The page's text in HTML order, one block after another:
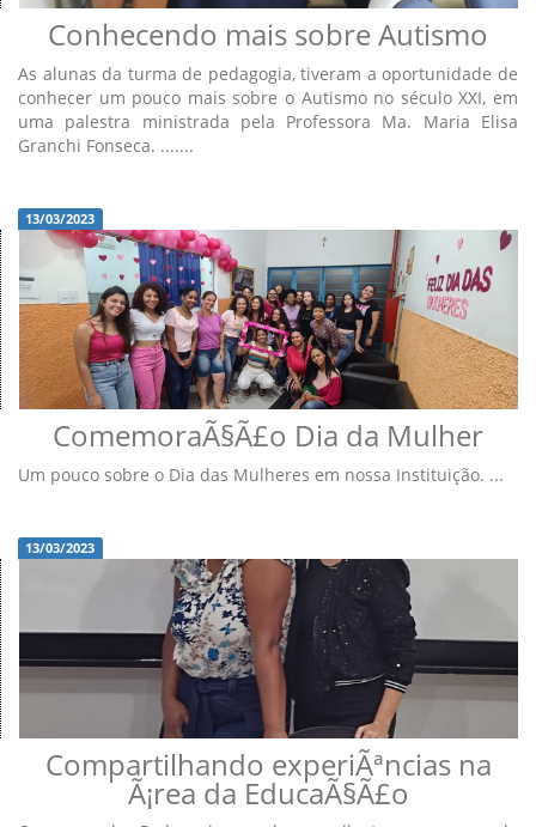
Conhecendo mais sobre Autismo
As alunas da turma de pedagogia, tiveram a oportunidade de
conhecer um pouco mais sobre o Autismo no século XXI, em
uma palestra ministrada pela Professora Ma. Maria Elisa
Granchi Fonseca. .......
13/03/2023
ComemoraÃ§Ã£o Dia da Mulher
Um pouco sobre o Dia das Mulheres em nossa Instituição. ...
13/03/2023
Compartilhando experiÃªncias na
Ã¡rea da EducaÃ§Ã£o